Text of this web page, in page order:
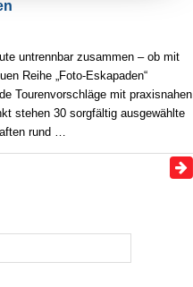
untrennbar zusammen – ob mit
Reihe „Foto-Eskapaden“
Tourenvorschläge mit praxisnahen
stehen 30 sorgfältig ausgewählte
rund …